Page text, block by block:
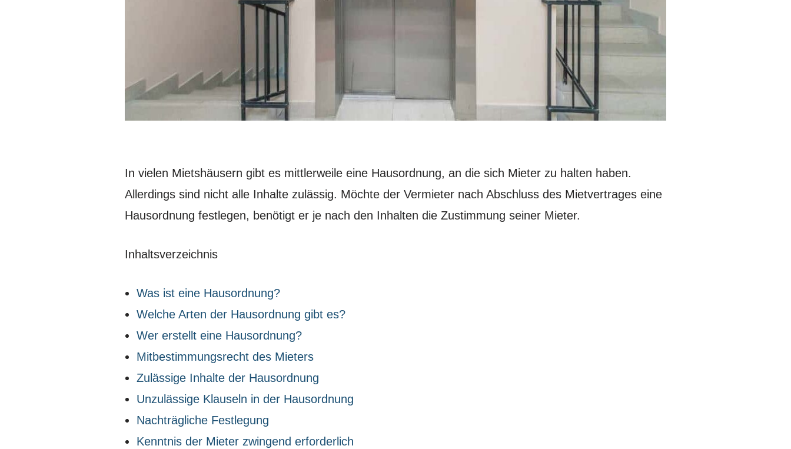
In vielen Mietshäusern gibt es mittlerweile eine Hausordnung, an die sich Mieter zu halten haben.
Allerdings sind nicht alle Inhalte zulässig. Möchte der Vermieter nach Abschluss des Mietvertrages eine
Hausordnung festlegen, benötigt er je nach den Inhalten die Zustimmung seiner Mieter.
Inhaltsverzeichnis
Was ist eine Hausordnung?
Welche Arten der Hausordnung gibt es?
Wer erstellt eine Hausordnung?
Mitbestimmungsrecht des Mieters
Zulässige Inhalte der Hausordnung
Unzulässige Klauseln in der Hausordnung
Nachträgliche Festlegung
Kenntnis der Mieter zwingend erforderlich